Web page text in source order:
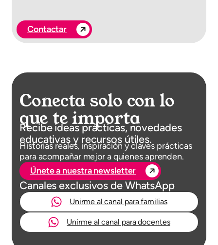
Contactar
Conecta solo con lo
que te importa
Recibe ideas prácticas, novedades
educativas y recursos útiles.
Historias reales, inspiración y claves prácticas
para acompañar mejor a quienes aprenden.
Únete a nuestra newsletter
Canales exclusivos de WhatsApp
Unirme al canal para familias
Unirme al canal para docentes